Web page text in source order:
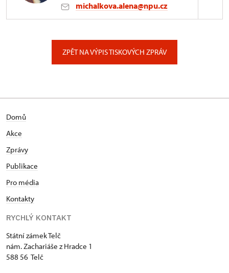
michalkova.alena@npu.cz
ZPĚT NA VÝPIS TISKOVÝCH ZPRÁV
Domů
Akce
Zprávy
Publikace
Pro média
Kontakty
RYCHLÝ KONTAKT
Státní zámek Telč
nám. Zachariáše z Hradce 1
588 56 Telč